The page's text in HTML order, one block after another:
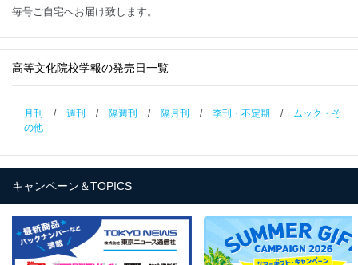
毎号ご自宅へお届け致します。
高等文化院校学報の発売日一覧
月刊 / 週刊 / 隔週刊 / 隔月刊 / 季刊・不定期 /
ムック・そ
の他
キャンペーン＆TOPICS